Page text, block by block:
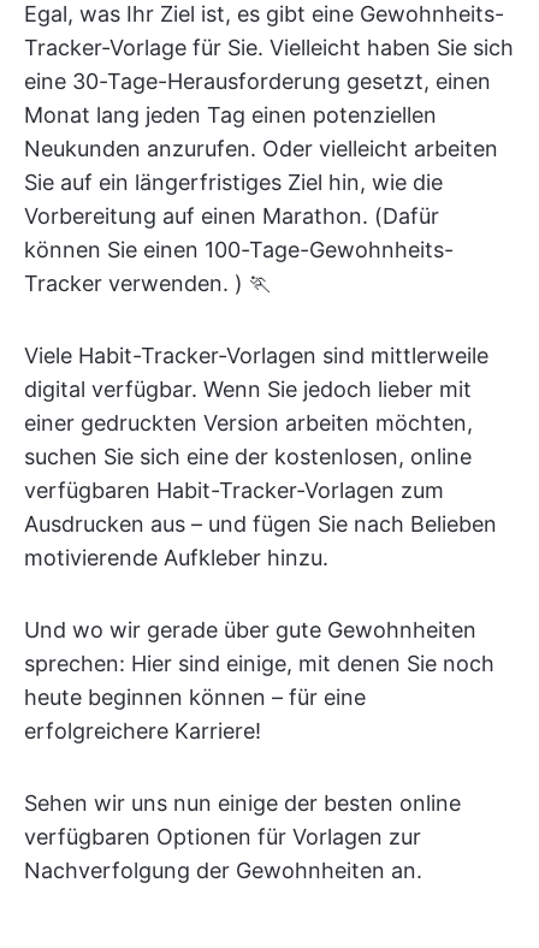
Egal, was Ihr Ziel ist, es gibt eine Gewohnheits-
Tracker-Vorlage für Sie. Vielleicht haben Sie sich
eine 30-Tage-Herausforderung gesetzt, einen
Monat lang jeden Tag einen potenziellen
Neukunden anzurufen. Oder vielleicht arbeiten
Sie auf ein längerfristiges Ziel hin, wie die
Vorbereitung auf einen Marathon. (Dafür
können Sie einen 100-Tage-Gewohnheits-
Tracker verwenden. ) 🏃
Viele Habit-Tracker-Vorlagen sind mittlerweile
digital verfügbar. Wenn Sie jedoch lieber mit
einer gedruckten Version arbeiten möchten,
suchen Sie sich eine der kostenlosen, online
verfügbaren Habit-Tracker-Vorlagen zum
Ausdrucken aus – und fügen Sie nach Belieben
motivierende Aufkleber hinzu.
Und wo wir gerade über gute Gewohnheiten
sprechen: Hier sind einige, mit denen Sie noch
heute beginnen können – für eine
erfolgreichere Karriere!
Sehen wir uns nun einige der besten online
verfügbaren Optionen für Vorlagen zur
Nachverfolgung der Gewohnheiten an.